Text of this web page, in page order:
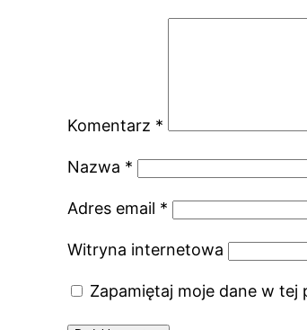
Komentarz *
Nazwa *
Adres email *
Witryna internetowa
Zapamiętaj moje dane w